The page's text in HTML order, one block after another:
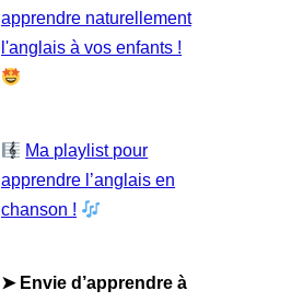
apprendre naturellement
l'anglais à vos enfants !
Ma playlist pour
apprendre l’anglais en
chanson !
➤ Envie d’apprendre à